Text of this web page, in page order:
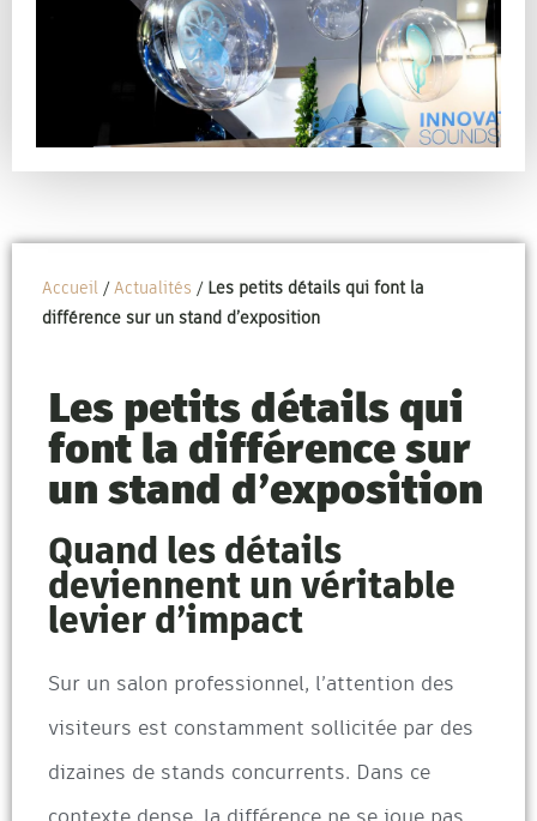
Accueil /Actualités / Les petits détails qui font la
différence sur un stand d’exposition
Les petits détails qui
font la différence sur
un stand d’exposition
Quand les détails
deviennent un véritable
levier d’impact
Sur un salon professionnel, l’attention des
visiteurs est constamment sollicitée par des
dizaines de stands concurrents. Dans ce